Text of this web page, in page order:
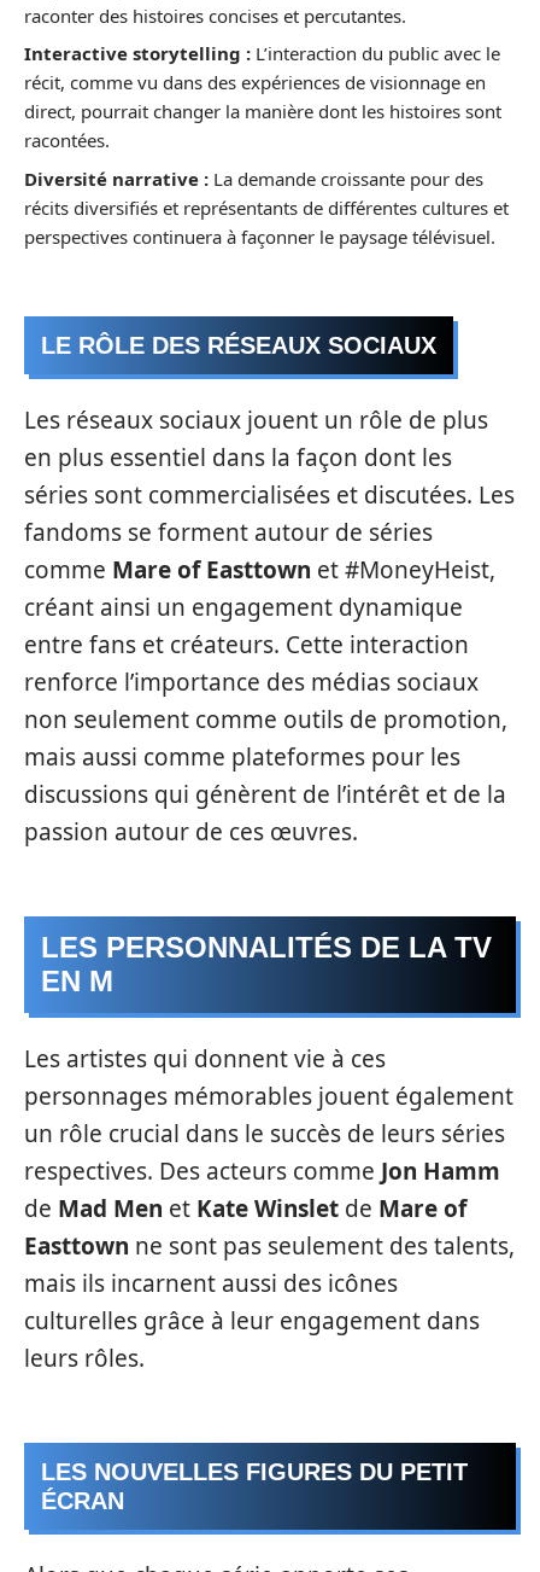
raconter des histoires concises et percutantes.
Interactive storytelling : L’interaction du public avec le
récit, comme vu dans des expériences de visionnage en
direct, pourrait changer la manière dont les histoires sont
racontées.
Diversité narrative : La demande croissante pour des
récits diversifiés et représentants de différentes cultures et
perspectives continuera à façonner le paysage télévisuel.
LE RÔLE DES RÉSEAUX SOCIAUX
Les réseaux sociaux jouent un rôle de plus
en plus essentiel dans la façon dont les
séries sont commercialisées et discutées. Les
fandoms se forment autour de séries
comme Mare of Easttown et #MoneyHeist,
créant ainsi un engagement dynamique
entre fans et créateurs. Cette interaction
renforce l’importance des médias sociaux
non seulement comme outils de promotion,
mais aussi comme plateformes pour les
discussions qui génèrent de l’intérêt et de la
passion autour de ces œuvres.
LES PERSONNALITÉS DE LA TV
EN M
Les artistes qui donnent vie à ces
personnages mémorables jouent également
un rôle crucial dans le succès de leurs séries
respectives. Des acteurs comme Jon Hamm
de Mad Men et Kate Winslet de Mare of
Easttown ne sont pas seulement des talents,
mais ils incarnent aussi des icônes
culturelles grâce à leur engagement dans
leurs rôles.
LES NOUVELLES FIGURES DU PETIT
ÉCRAN